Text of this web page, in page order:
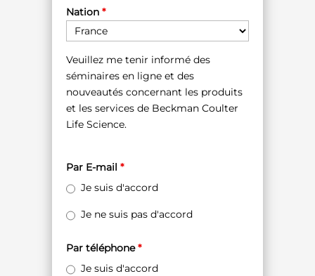
Nation *
Veuillez me tenir informé des
séminaires en ligne et des
nouveautés concernant les produits
et les services de Beckman Coulter
Life Science.
Par E-mail *
Je suis d'accord
Je ne suis pas d'accord
Par téléphone*
Je suis d'accord